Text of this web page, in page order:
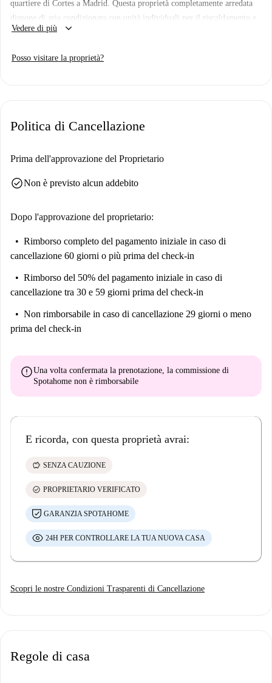
quartiere di Cortes a Madrid. Questa proprietà completamente arredata
dispone di aria condizionata con unità individuali per il riscaldamento e
il raffreddamento e di una cucina attrezzata con lavastoviglie, forno e
sono incluse nel prezzo. Non è consentito fumare e portare animali
de Martínez e la Sociedad Cervantina-Imprenta del Quijote. Questa zona
vivace atmosfera di Madrid ancora più piacevole.
Vedere di più keyboard_arrow_down
Posso visitare la proprietà?
Politica di Cancellazione
Prima dell'approvazione del Proprietario
check_circleNon è previsto alcun addebito
Dopo l'approvazione del proprietario:
Rimborso completo del pagamento iniziale in caso di
cancellazione 60 giorni o più prima del check-in
Rimborso del 50% del pagamento iniziale in caso di
cancellazione tra 30 e 59 giorni prima del check-in
Non rimborsabile in caso di cancellazione 29 giorni o meno
prima del check-in
errorUna volta confermata la prenotazione, la commissione di
Spotahome non è rimborsabile
E ricorda, con questa proprietà avrai:
savings SENZA CAUZIONE
check_circle PROPRIETARIO VERIFICATO
GARANZIA SPOTAHOME
24H PER CONTROLLARE LA TUA NUOVA CASA
Scopri le nostre Condizioni Trasparenti di Cancellazione
Regole di casa